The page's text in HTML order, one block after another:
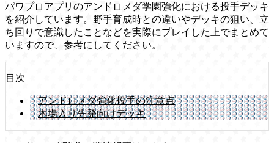
パワプロアプリのアンドロメダ学園強化における投手デッキ
を紹介しています。野手育成時との違いやデッキの狙い、立
ち回りで意識したことなどを実際にプレイした上でまとめて
いますので、参考にしてください。
目次
アンドロメダ強化投手の注意点
木場入り先発向けデッキ